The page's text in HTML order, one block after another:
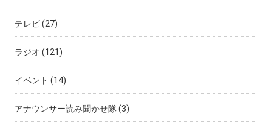
テレビ(27)
ラジオ (121)
イベント (14)
アナウンサー読み聞かせ隊(3)